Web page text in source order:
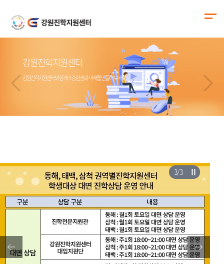
강원진학지원센터
강원진학지원센터와 함께 소중한 꿈과 미래를 만들어 보세요.
강원진학지원센터
강원진학지원센터와 함께 소중한 꿈과 미래를 만들어 보세요.
강원진학지원센터
강원진학지원센터와 함께 소중한 꿈과 미래를 만들어 보세요.
강원진학지원센터
강원진학지원센터와 함께 소중한 꿈과 미래를 만들어 보세요.
3/3